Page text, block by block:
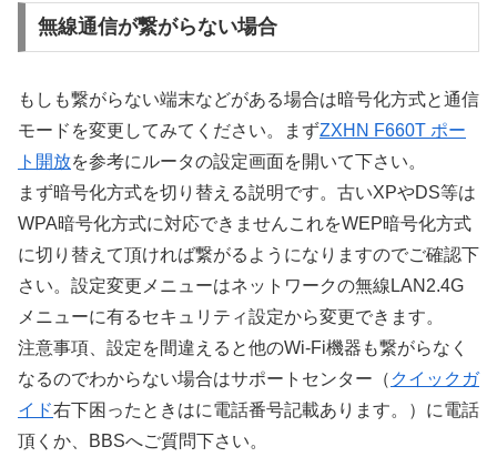
無線通信が繋がらない場合
もしも繋がらない端末などがある場合は暗号化方式と通信
モードを変更してみてください。まずZXHN F660T ポー
ト開放を参考にルータの設定画面を開いて下さい。
まず暗号化方式を切り替える説明です。古いXPやDS等は
WPA暗号化方式に対応できませんこれをWEP暗号化方式
に切り替えて頂ければ繋がるようになりますのでご確認下
さい。設定変更メニューはネットワークの無線LAN2.4G
メニューに有るセキュリティ設定から変更できます。
注意事項、設定を間違えると他のWi-Fi機器も繋がらなく
なるのでわからない場合はサポートセンター（ クイックガ
イド右下困ったときはに電話番号記載あります。）に電話
頂くか、BBSへご質問下さい。